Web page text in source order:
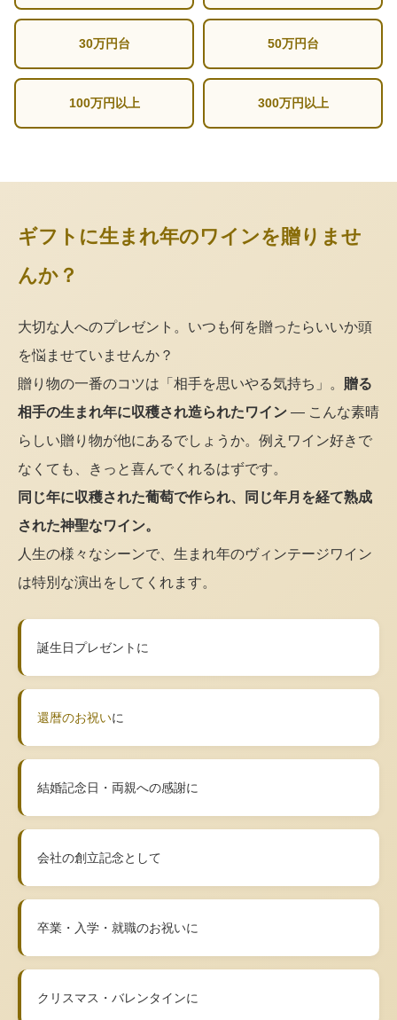
30万円台 50万円台
100万円以上 300万円以上
ギフトに生まれ年のワインを贈りませ
んか？
大切な人へのプレゼント。いつも何を贈ったらいいか頭
を悩ませていませんか？
贈り物の一番のコツは「相手を思いやる気持ち」。 贈る
相手の生まれ年に収穫され造られたワイン — こんな素晴
らしい贈り物が他にあるでしょうか。例えワイン好きで
なくても、きっと喜んでくれるはずです。
同じ年に収穫された葡萄で作られ、同じ年月を経て熟成
された神聖なワイン。
人生の様々なシーンで、生まれ年のヴィンテージワイン
は特別な演出をしてくれます。
誕生日プレゼントに
還暦のお祝いに
結婚記念日・両親への感謝に
会社の創立記念として
卒業・入学・就職のお祝いに
クリスマス・バレンタインに